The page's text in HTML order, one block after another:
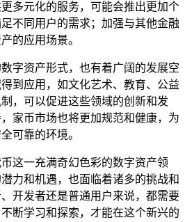
多元化的服务，可能会推出更加个
不同用户的需求；加强与其他金融
的应用场景。
字资产形式，也有着广阔的发展空
到应用，如文化艺术、教育、公益
，可以促进这些领域的创新和发
家币市场也将更加规范和健康，为
可靠的环境。
这一充满奇幻色彩的数字资产领
力和机遇，也面临着诸多的挑战和
开发者还是普通用户来说，都需要
断学习和探索，才能在这个新兴的